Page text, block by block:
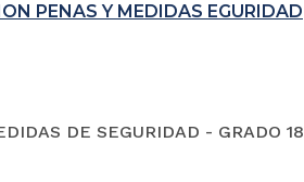
PENAS Y MEDIDAS EGURIDAD
DE SEGURIDAD - GRADO 18